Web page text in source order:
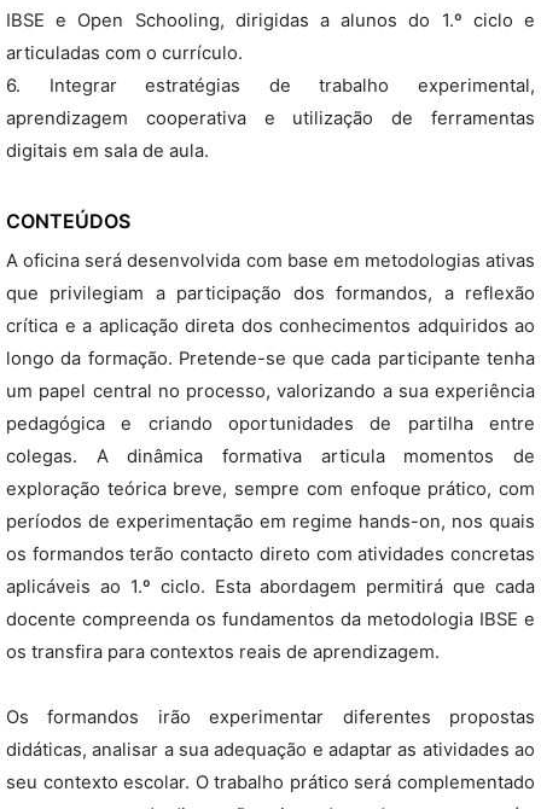
IBSE e Open Schooling, dirigidas a alunos do 1.º ciclo e
articuladas com o currículo.
6. Integrar estratégias de trabalho experimental,
aprendizagem cooperativa e utilização de ferramentas
digitais em sala de aula.
CONTEÚDOS
A oficina será desenvolvida com base em metodologias ativas
que privilegiam a participação dos formandos, a reflexão
crítica e a aplicação direta dos conhecimentos adquiridos ao
longo da formação. Pretende-se que cada participante tenha
um papel central no processo, valorizando a sua experiência
pedagógica e criando oportunidades de partilha entre
colegas. A dinâmica formativa articula momentos de
exploração teórica breve, sempre com enfoque prático, com
períodos de experimentação em regime hands-on, nos quais
os formandos terão contacto direto com atividades concretas
aplicáveis ao 1.º ciclo. Esta abordagem permitirá que cada
docente compreenda os fundamentos da metodologia IBSE e
os transfira para contextos reais de aprendizagem.
Os formandos irão experimentar diferentes propostas
didáticas, analisar a sua adequação e adaptar as atividades ao
seu contexto escolar. O trabalho prático será complementado